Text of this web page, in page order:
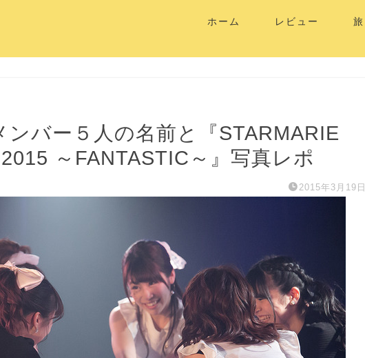
ホーム レビュー 旅
ンバー５人の名前と『STARMARIE
～FANTASTIC～』写真レポ
2015年3月19日